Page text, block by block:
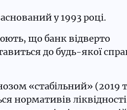
у 1993 році.
що банк відверто
до будь-якої
«стабільний» (2019
нормативів